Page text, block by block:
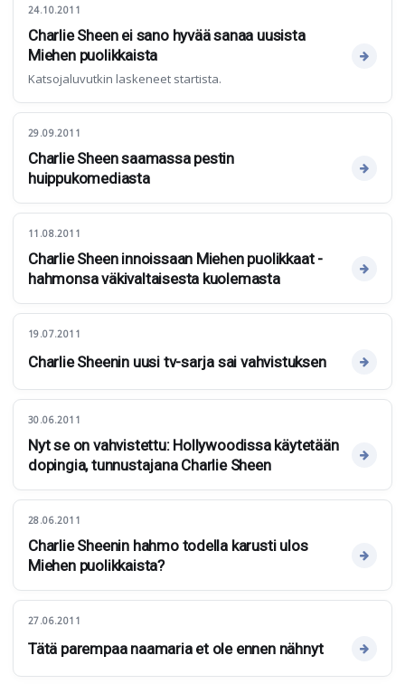
24.10.2011
Charlie Sheen ei sano hyvää sanaa uusista
Miehen puolikkaista
Katsojaluvutkin laskeneet startista.
29.09.2011
Charlie Sheen saamassa pestin
huippukomediasta
11.08.2011
Charlie Sheen innoissaan Miehen puolikkaat -
hahmonsa väkivaltaisesta kuolemasta
19.07.2011
Charlie Sheenin uusi tv-sarja sai vahvistuksen
30.06.2011
Nyt se on vahvistettu: Hollywoodissa käytetään
dopingia, tunnustajana Charlie Sheen
28.06.2011
Charlie Sheenin hahmo todella karusti ulos
Miehen puolikkaista?
27.06.2011
Tätä parempaa naamaria et ole ennen nähnyt